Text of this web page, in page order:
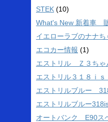
STEK (10)
What's New 新着車
イエローラブのナナ
エコカー情報 (1)
エストリル Ｚ３ちゃ
エストリル３１８ｉ
エストリルブルー
エストリルブルー
オートバンク E90ス